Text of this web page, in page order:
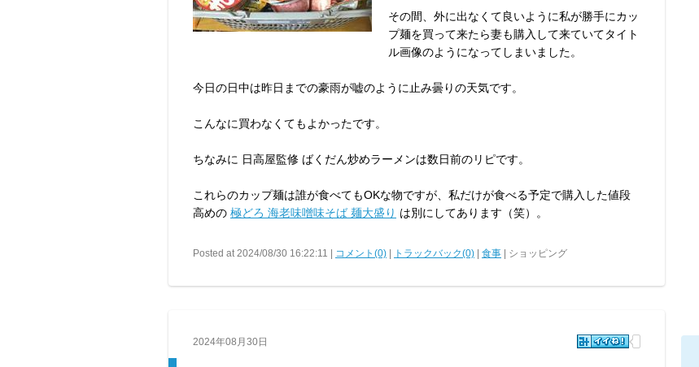
その間、外に出なくて良いように私が勝手にカッ
プ麺を買って来たら妻も購入して来ていてタイト
ル画像のようになってしまいました。
今日の日中は昨日までの豪雨が嘘のように止み曇りの天気です。
こんなに買わなくてもよかったです。
ちなみに 日高屋監修 ばくだん炒めラーメンは数日前のリピです。
これらのカップ麺は誰が食べてもOKな物ですが、私だけが食べる予定で購入した値段
高めの 極どろ 海老味噌味そば 麺大盛り は別にしてあります（笑）。
Posted at 2024/08/30 16:22:11 | コメント(0) トラックバック(0) 食事 | ショッピング
2024年08月30日